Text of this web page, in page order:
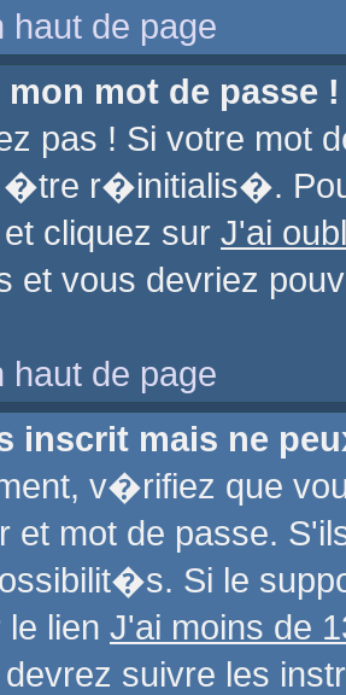
haut de page
mot de passe !
pas ! Si votre
�tre r�initialis�.
cliquez sur J'ai
et vous devriez
haut de page
inscrit mais ne
v�rifiez que
et mot de passe.
Si le
lien J'ai moins de
suivre les